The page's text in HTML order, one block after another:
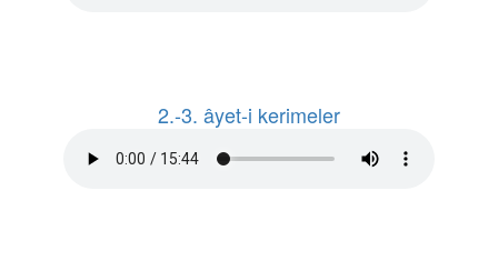
2.-3. âyet-i kerimeler